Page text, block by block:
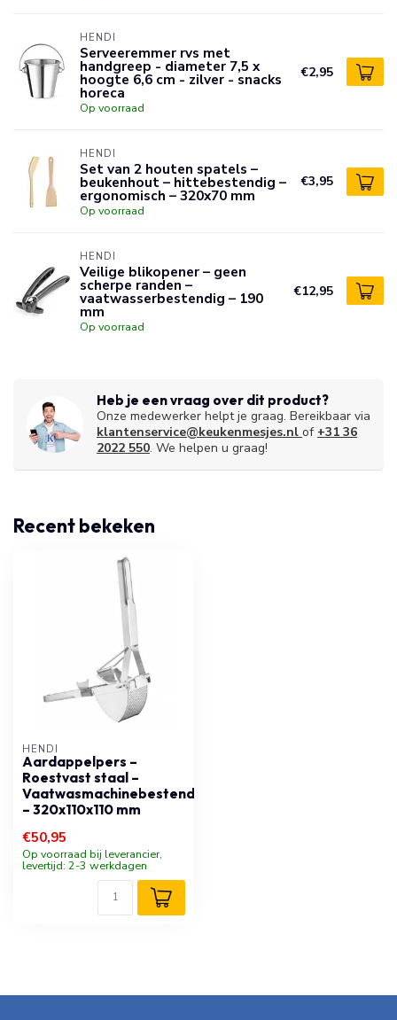
HENDI
Serveeremmer rvs met
handgreep - diameter 7,5 x
hoogte 6,6 cm - zilver - snacks
horeca
Op voorraad
€2,95
HENDI
Set van 2 houten spatels –
beukenhout – hittebestendig –
ergonomisch – 320x70 mm
Op voorraad
€3,95
HENDI
Veilige blikopener – geen
scherpe randen –
vaatwasserbestendig – 190
mm
Op voorraad
€12,95
Heb je een vraag over dit product?
Onze medewerker helpt je graag. Bereikbaar via
klantenservice@keukenmesjes.nl of +31 36
2022 550. We helpen u graag!
Recent bekeken
HENDI
Aardappelpers –
Roestvast staal –
Vaatwasmachinebestendig
– 320x110x110 mm
€50,95
Op voorraad bij leverancier,
levertijd: 2-3 werkdagen